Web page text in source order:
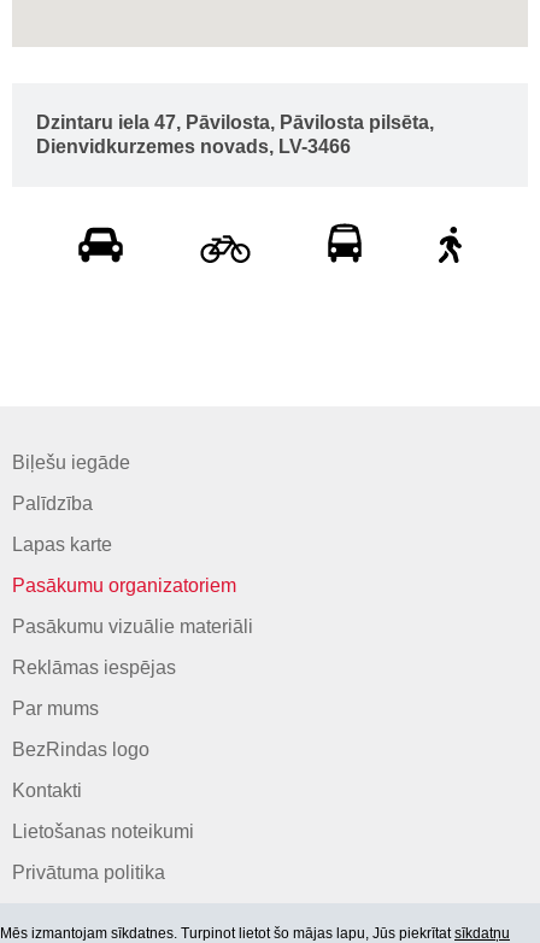
Dzintaru iela 47, Pāvilosta, Pāvilosta pilsēta,
Dienvidkurzemes novads, LV-3466
Biļešu iegāde
Palīdzība
Lapas karte
Pasākumu organizatoriem
Pasākumu vizuālie materiāli
Reklāmas iespējas
Par mums
BezRindas logo
Kontakti
Lietošanas noteikumi
Privātuma politika
Mēs izmantojam sīkdatnes. Turpinot lietot šo mājas lapu, Jūs piekrītatsīkdatņu